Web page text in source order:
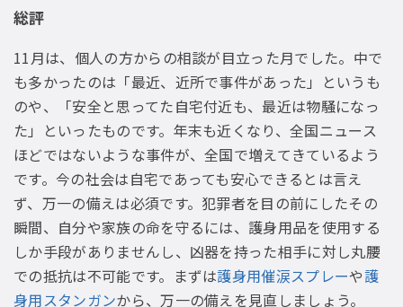
総評
11月は、個人の方からの相談が目立った月でした。中で
も多かったのは「最近、近所で事件があった」というも
のや、「安全と思ってた自宅付近も、最近は物騒になっ
た」といったものです。年末も近くなり、全国ニュース
ほどではないような事件が、全国で増えてきているよう
です。今の社会は自宅であっても安心できるとは言え
ず、万一の備えは必須です。犯罪者を目の前にしたその
瞬間、自分や家族の命を守るには、護身用品を使用する
しか手段がありませんし、凶器を持った相手に対し丸腰
での抵抗は不可能です。まずは護身用催涙スプレーや護
身用スタンガンから、万一の備えを見直しましょう。